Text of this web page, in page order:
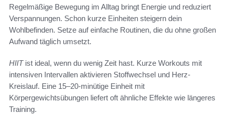
Regelmäßige Bewegung im Alltag bringt Energie und reduziert
Verspannungen. Schon kurze Einheiten steigern dein
Wohlbefinden. Setze auf einfache Routinen, die du ohne großen
Aufwand täglich umsetzt.
HIITist ideal, wenn du wenig Zeit hast. Kurze Workouts mit
intensiven Intervallen aktivieren Stoffwechsel und Herz-
Kreislauf. Eine 15–20-minütige Einheit mit
Körpergewichtsübungen liefert oft ähnliche Effekte wie längeres
Training.